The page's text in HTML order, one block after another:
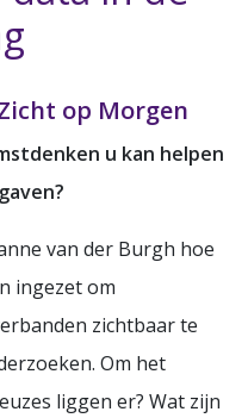
op Morgen
u kan helpen
van der Burgh hoe
ingezet om
zichtbaar te
Om het
liggen er? Wat zijn